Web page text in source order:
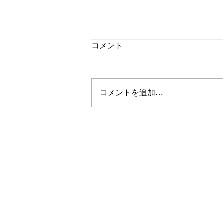
非認知能力とソーイング
コメント
コメントを追加…